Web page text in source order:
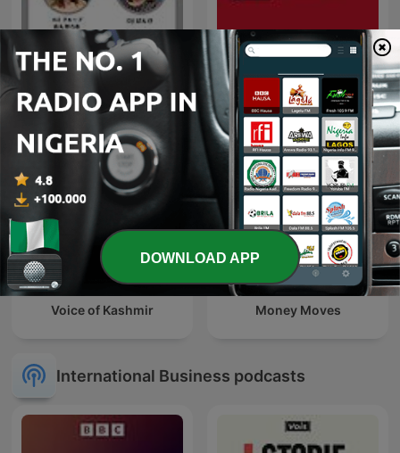
Youthful Passion
Voice of Kashmir Money Moves
International Business podcasts
DOWNLOAD APP